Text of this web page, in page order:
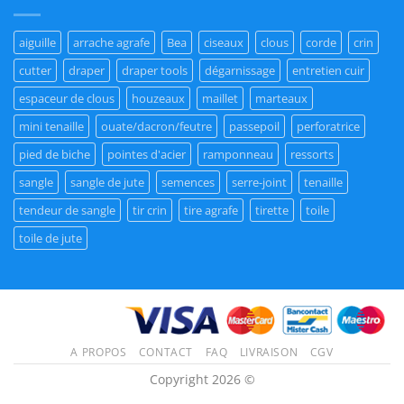
aiguille arrache agrafe Bea ciseaux clous corde
crin
cutter
draper draper tools dégarnissage
entretien cuir
espaceur de clous
houzeaux maillet
marteaux
mini tenaille
ouate/dacron/feutre passepoil
perforatrice
pied de biche
pointes d'acier ramponneau
ressorts
sangle
sangle de jute semences serre-joint
tenaille
tendeur de sangle
tir crin tire agrafe tirette
toile
toile de jute
A PROPOS CONTACT FAQ LIVRAISON CGV
Copyright 2026 ©